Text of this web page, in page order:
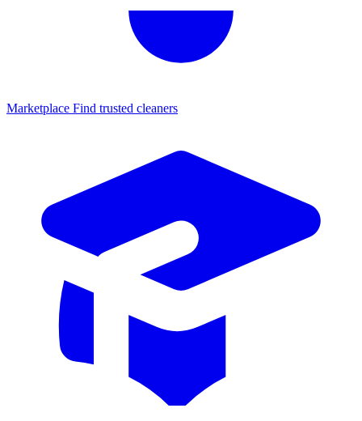
Marketplace Find trusted cleaners